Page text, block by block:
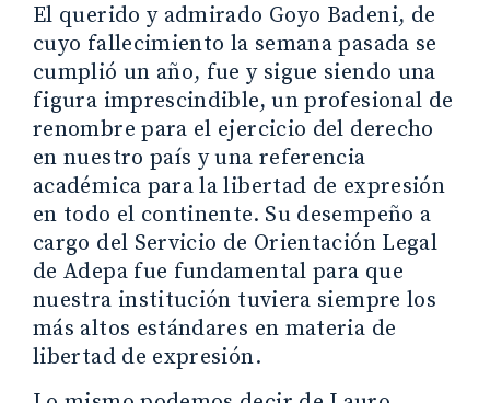
El querido y admirado Goyo Badeni, de
cuyo fallecimiento la semana pasada se
cumplió un año, fue y sigue siendo una
figura imprescindible, un profesional de
renombre para el ejercicio del derecho
en nuestro país y una referencia
académica para la libertad de expresión
en todo el continente. Su desempeño a
cargo del Servicio de Orientación Legal
de Adepa fue fundamental para que
nuestra institución tuviera siempre los
más altos estándares en materia de
libertad de expresión.